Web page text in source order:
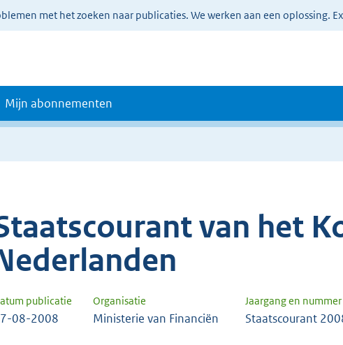
met het zoeken naar publicaties. We werken aan een oplossing.
Mijn abonnementen
van het
publicatie Organisatie Jaargang en nummer
08-2008 Ministerie van Financiën Staatscourant